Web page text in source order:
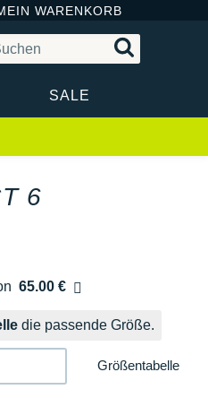
WARENKORB
SALE
6
65.00 €
die passende Größe.
Größentabelle